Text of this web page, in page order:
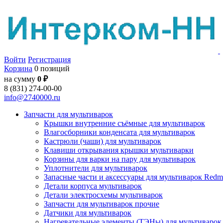
Войти Регистрация
Корзина 0 позиций
на сумму 0 ₽
8 (831) 274-00-00
info@2740000.ru
Запчасти для мультиварок
Крышки внутренние съёмные для мультиварок
Влагосборники конденсата для мультиварок
Кастрюли (чаши) для мультиварок
Клавиши открывания крышки мультиварки
Корзины для варки на пару для мультиварок
Уплотнители для мультиварок
Запасные части и аксессуары для мультиварок
Детали корпуса мультиварок
Детали электросхемы мультиварок
Запчасти для мультиварок прочие
Датчики для мультиварок